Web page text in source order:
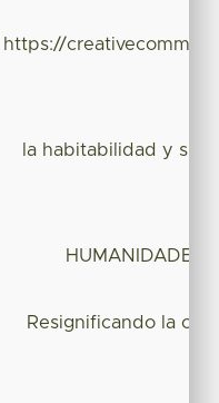
https://
la habitabilidad y
HUMANIDADES
Resignificando la